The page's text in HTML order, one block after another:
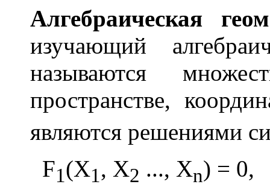
Алгебраическая геом
изучающий
называются
пространстве,
являются решениями
F1(X1, Х2 ..., Xn) = 0,